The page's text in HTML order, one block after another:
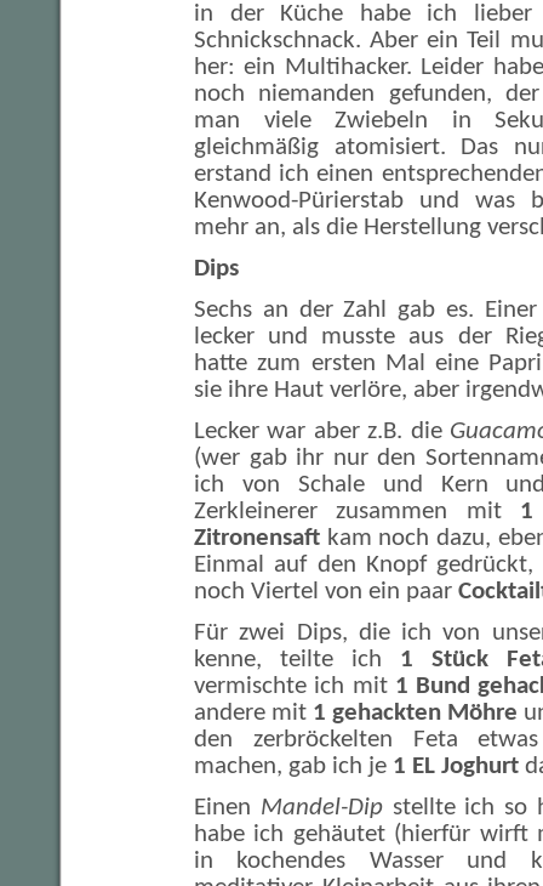
in der Küche habe ich lieber
Schnickschnack. Aber ein Teil
her: ein Multihacker. Leider
noch niemanden gefunden,
man viele Zwiebeln in
gleichmäßig atomisiert. Das
erstand ich einen
Kenwood-Pürierstab und was
mehr an, als die Herstellung
Dips
Sechs an der Zahl gab es.
lecker und musste aus der
hatte zum ersten Mal eine
sie ihre Haut verlöre, aber
Lecker war aber z.B. die
(wer gab ihr nur den
ich von Schale und Kern
Zerkleinerer zusammen mit1
Zitronensaft kam noch dazu,
Einmal auf den Knopf
noch Viertel von ein paar
Für zwei Dips, die ich von
kenne, teilte ich 1 Stück
vermischte ich mit 1 Bund
andere mit 1 gehackten Möhre
den zerbröckelten Feta
machen, gab ich je 1 EL Joghurt
Einen Mandel-Dipstellte ich so
habe ich gehäutet (hierfür wirft
in kochendes Wasser und